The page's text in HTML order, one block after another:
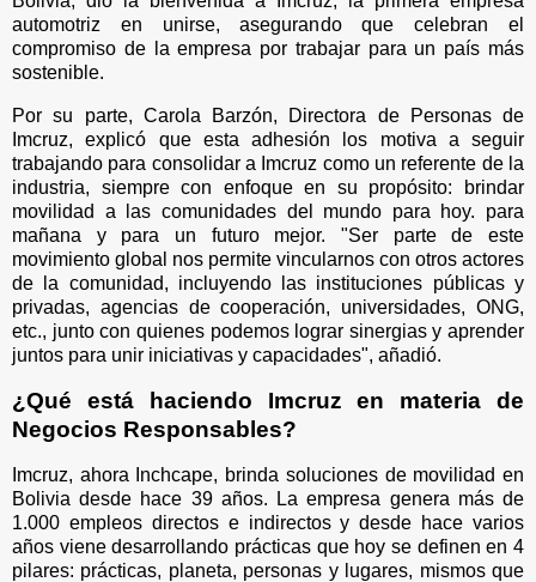
automotriz en unirse, asegurando que celebran el
compromiso de la empresa por trabajar para un país más
sostenible.
Por su parte, Carola Barzón, Directora de Personas de
Imcruz, explicó que esta adhesión los motiva a seguir
trabajando para consolidar a Imcruz como un referente de la
industria, siempre con enfoque en su propósito: brindar
movilidad a las comunidades del mundo para hoy. para
mañana y para un futuro mejor. "Ser parte de este
movimiento global nos permite vincularnos con otros actores
de la comunidad, incluyendo las instituciones públicas y
privadas, agencias de cooperación, universidades, ONG,
etc., junto con quienes podemos lograr sinergias y aprender
juntos para unir iniciativas y capacidades", añadió.
¿Qué está haciendo Imcruz en materia de
Negocios Responsables?
Imcruz, ahora Inchcape, brinda soluciones de movilidad en
Bolivia desde hace 39 años. La empresa genera más de
1.000 empleos directos e indirectos y desde hace varios
años viene desarrollando prácticas que hoy se definen en 4
pilares: prácticas, planeta, personas y lugares, mismos que